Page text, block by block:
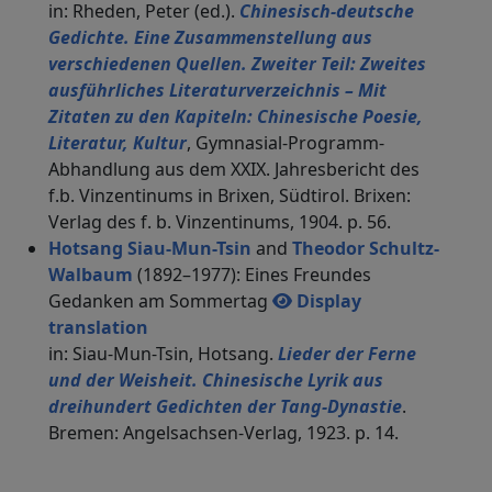
in: Rheden, Peter (ed.). Chinesisch-deutsche
Gedichte. Eine Zusammenstellung aus
verschiedenen Quellen. Zweiter Teil: Zweites
ausführliches Literaturverzeichnis – Mit
Zitaten zu den Kapiteln: Chinesische Poesie,
Literatur, Kultur, Gymnasial-Programm-
Abhandlung aus dem XXIX. Jahresbericht des
f.b. Vinzentinums in Brixen, Südtirol. Brixen:
Verlag des f. b. Vinzentinums, 1904. p. 56.
Hotsang Siau-Mun-Tsin and Theodor Schultz-
Walbaum (1892–1977): Eines Freundes
Gedanken am Sommertag
Display
translation
in: Siau-Mun-Tsin, Hotsang. Lieder der Ferne
und der Weisheit. Chinesische Lyrik aus
dreihundert Gedichten der Tang-Dynastie.
Bremen: Angelsachsen-Verlag, 1923. p. 14.